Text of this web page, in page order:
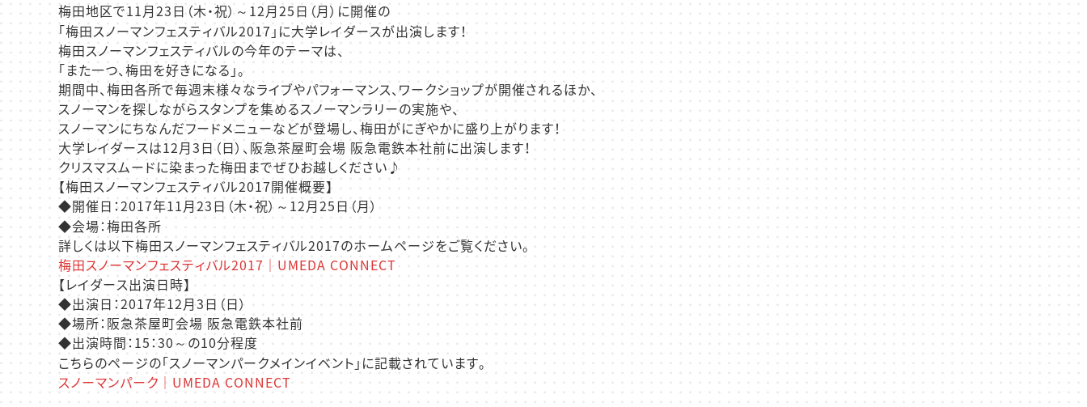
梅田地区で11月23日（木・祝）～12月25日（月）に開催の
「梅田スノーマンフェスティバル2017」に大学レイダースが出演します！
梅田スノーマンフェスティバルの今年のテーマは、
「また一つ、梅田を好きになる」。
期間中、梅田各所で毎週末様々なライブやパフォーマンス、ワークショップが開催されるほか、
スノーマンを探しながらスタンプを集めるスノーマンラリーの実施や、
スノーマンにちなんだフードメニューなどが登場し、梅田がにぎやかに盛り上がります！
大学レイダースは12月3日（日）、阪急茶屋町会場 阪急電鉄本社前に出演します！
クリスマスムードに染まった梅田までぜひお越しください♪
【梅田スノーマンフェスティバル2017開催概要】
◆開催日：2017年11月23日（木・祝）～12月25日（月）
◆会場：梅田各所
詳しくは以下梅田スノーマンフェスティバル2017のホームページをご覧ください。
梅田スノーマンフェスティバル2017｜UMEDA CONNECT
【レイダース出演日時】
◆出演日：2017年12月3日（日）
◆場所：阪急茶屋町会場 阪急電鉄本社前
◆出演時間：15：30～の10分程度
こちらのページの「スノーマンパークメインイベント」に記載されています。
スノーマンパーク｜UMEDA CONNECT